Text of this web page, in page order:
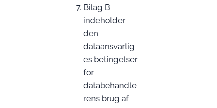
Bilag B
indeholder
den
dataansvarlig
es betingelser
for
databehandle
rens brug af